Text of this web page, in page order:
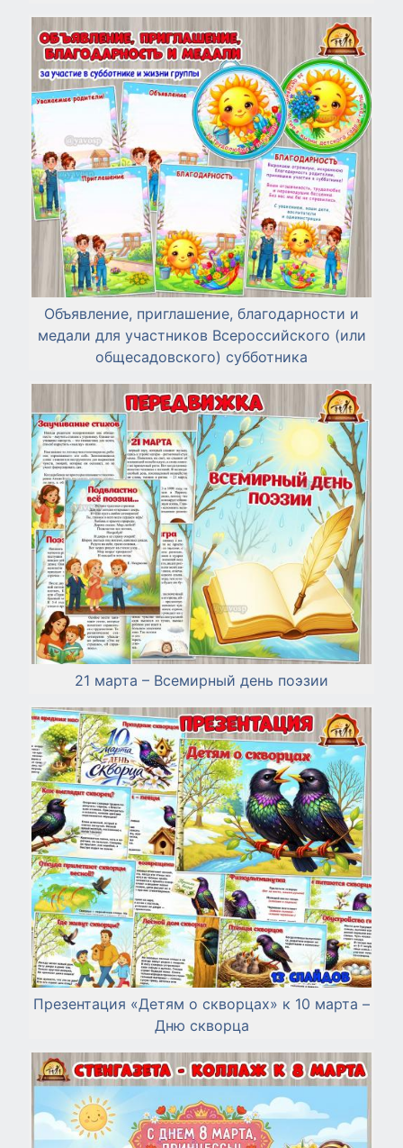
Объявление, приглашение, благодарности и
медали для участников Всероссийского (или
общесадовского) субботника
21 марта – Всемирный день поэзии
Презентация «Детям о скворцах» к 10 марта –
Дню скворца